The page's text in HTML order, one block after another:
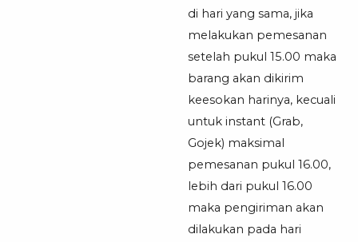
di hari yang sama, jika
melakukan pemesanan
setelah pukul 15.00 maka
barang akan dikirim
keesokan harinya, kecuali
untuk instant (Grab,
Gojek) maksimal
pemesanan pukul 16.00,
lebih dari pukul 16.00
maka pengiriman akan
dilakukan pada hari